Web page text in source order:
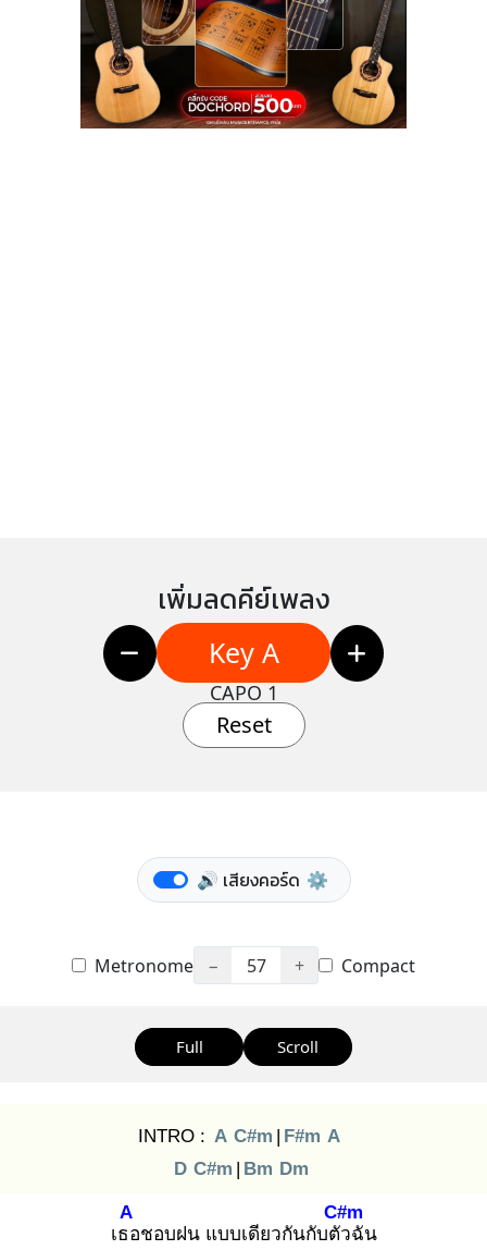
เพิ่มลดคีย์เพลง
Key A
CAPO 1
Reset
🔊 เสียงคอร์ด ⚙️
Metronome − 57 + Compact
Full Scroll
INTRO : A C#m | F#m A
D C#m | Bm Dm
เธอ
A
ชอบฝน แบบเดียวกันกับตัว
C#m
ฉัน